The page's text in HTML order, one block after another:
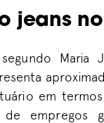
jeans
Maria
em
de empregos